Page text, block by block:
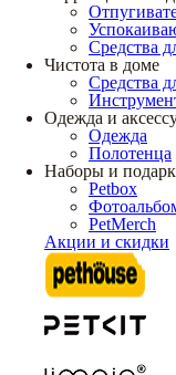
Средства
Чистота в доме
Средства
Одежда и
Одежда
Полотенца
Наборы и
Petbox
PetMerch
Акции и скидки